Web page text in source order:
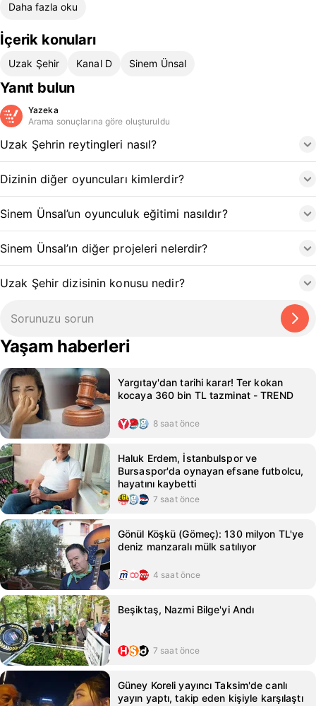
Daha fazla oku
İçerik konuları
Uzak Şehir Kanal D Sinem Ünsal
Yanıt bulun
Yazeka
Arama sonuçlarına göre oluşturuldu
Uzak Şehrin reytingleri nasıl?
Dizinin diğer oyuncuları kimlerdir?
Sinem Ünsal’un oyunculuk eğitimi nasıldır?
Sinem Ünsal’ın diğer projeleri nelerdir?
Uzak Şehir dizisinin konusu nedir?
Yaşam haberleri
Yargıtay'dan tarihi karar! Ter kokan
kocaya 360 bin TL tazminat - TREND
8 saat önce
Haluk Erdem, İstanbulspor ve
Bursaspor'da oynayan efsane futbolcu,
hayatını kaybetti
7 saat önce
Gönül Köşkü (Gömeç): 130 milyon TL'ye
deniz manzaralı mülk satılıyor
4 saat önce
Beşiktaş, Nazmi Bilge'yi Andı
7 saat önce
Güney Koreli yayıncı Taksim'de canlı
yayın yaptı, takip eden kişiyle karşılaştı